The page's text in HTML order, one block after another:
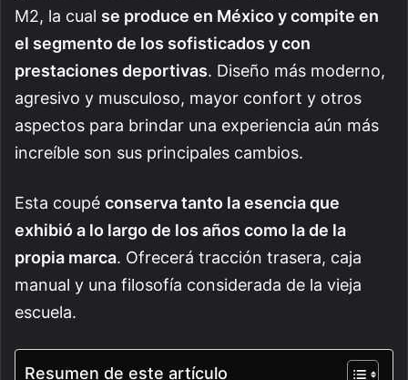
M2, la cual se produce en México y compite en
el segmento de los sofisticados y con
prestaciones deportivas. Diseño más moderno,
agresivo y musculoso, mayor confort y otros
aspectos para brindar una experiencia aún más
increíble son sus principales cambios.
Esta coupé conserva tanto la esencia que
exhibió a lo largo de los años como la de la
propia marca. Ofrecerá tracción trasera, caja
manual y una filosofía considerada de la vieja
escuela.
Resumen de este artículo